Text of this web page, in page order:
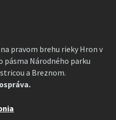
pravom brehu rieky Hron v
pásma Národného parku
a Breznom.